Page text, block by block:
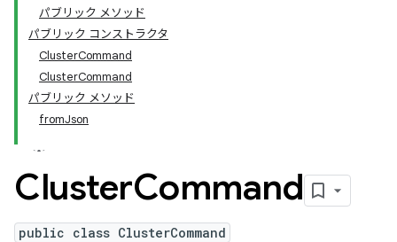
パブリック メソッド
パブリック コンストラクタ
ClusterCommand
ClusterCommand
パブリック メソッド
fromJson
ClusterCommand
public class ClusterCommand